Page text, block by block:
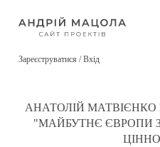
Зареєструватися / Вхід
АНАТОЛІЙ
"МАЙБУТНЄ ЄВРОПИ